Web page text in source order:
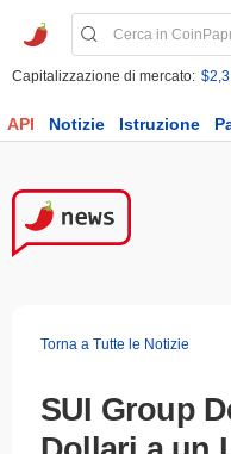
Capitalizzazione di mercato:
API Notizie Istruzione
Torna a Tutte le Notizie
SUI Group